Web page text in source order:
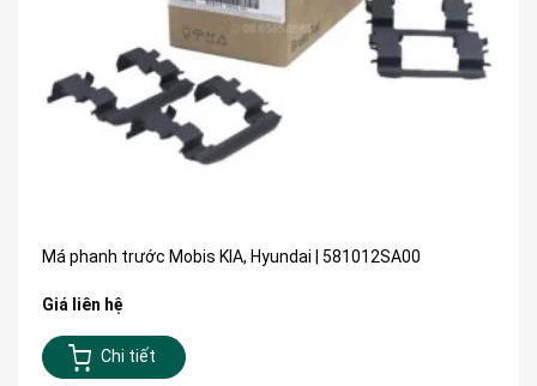
Má phanh trước Mobis KIA, Hyundai | 581012SA00
Giá liên hệ
Chi tiết